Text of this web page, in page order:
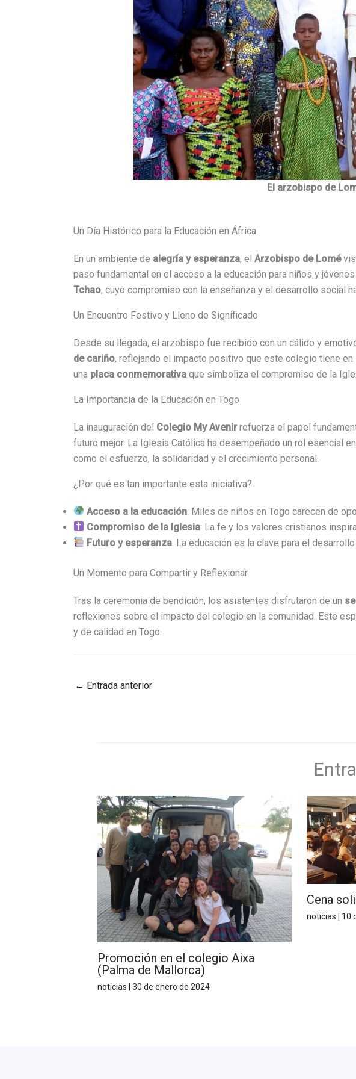
El arzobispo de
Un Día Histórico para la Educación en África
En un ambiente de alegría y esperanza, el Arzobispo de Lomé
paso fundamental en el acceso a la educación para niños y jóvenes
Tchao, cuyo compromiso con la enseñanza y el desarrollo social
Un Encuentro Festivo y Lleno de Significado
Desde su llegada, el arzobispo fue recibido con un cálido y
de cariño, reflejando el impacto positivo que este colegio tiene
una placa conmemorativa que simboliza el compromiso de la
La Importancia de la Educación en Togo
La inauguración del Colegio My Avenir refuerza el papel
futuro mejor. La Iglesia Católica ha desempeñado un rol esencial
como el esfuerzo, la solidaridad y el crecimiento personal.
¿Por qué es tan importante esta iniciativa?
Acceso a la educación: Miles de niños en Togo carecen de
Compromiso de la Iglesia: La fe y los valores cristianos
Futuro y esperanza: La educación es la clave para el
Un Momento para Compartir y Reflexionar
Tras la ceremonia de bendición, los asistentes disfrutaron de un
reflexiones sobre el impacto del colegio en la comunidad. Este
y de calidad en Togo.
← Entrada anterior
Promoción en el colegio Aixa
(Palma de Mallorca)
noticias | 30 de enero de 2024
Cena
noticias 10